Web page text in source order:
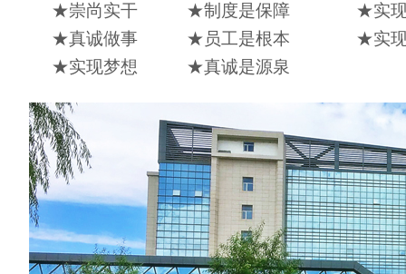
★实
★实
★制度是保障
★员工是根本
★真诚是源泉
★崇尚实干
★真诚做事
★实现梦想